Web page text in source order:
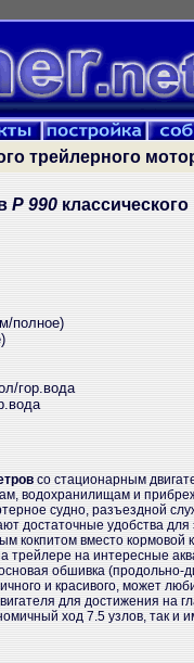
трейлерного
Р 990классического
полное)
гор.вода
со стационарным
водохранилищам и
судно, разъездной
достаточные удобства
кокпитом вместо
трейлере на интересные
обшивка
и красивого, может
для достижения на
ход 7.5 узлов, так